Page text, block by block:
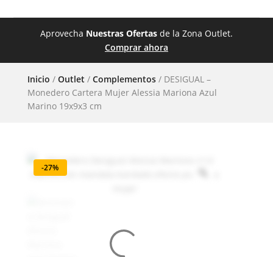
Aprovecha Nuestras Ofertasde la Zona Outlet.
Comprar ahora
Inicio / Outlet / Complementos/ DESIGUAL –
Monedero Cartera Mujer Alessia Mariona Azul
Marino 19x9x3 cm
-27%